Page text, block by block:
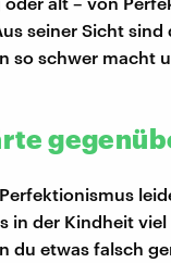
seiner Sicht
so schwer macht
in der Kindheit
du etwas falsch